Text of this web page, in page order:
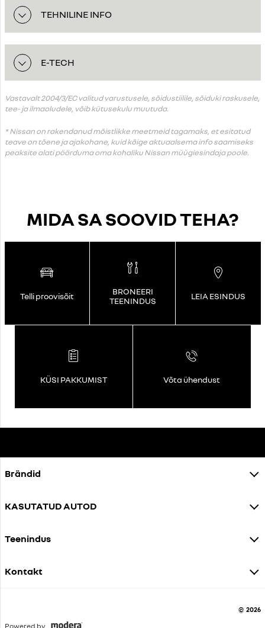
TEHNILINE INFO
E-TECH
Vastavalt 2004/3/EC valitud varustusele, sõidustiilile, sõiduki raskusele,
tee- ja ilmaoludele, võib kütusekulu muutuda.
* Nissan on rakendanud mõistlikke meetmeid tagamaks, et esitatud
teave on tõene ja ajakohane, kuid kõige aktuaalsema info saamiseks
peaksite alati pöörduma oma kohaliku Nissan müügiesindaja poole.
MIDA SA SOOVID TEHA?
Telli proovisõit
BRONEERI
TEENINDUS
LEIA ESINDUS
KÜSI PAKKUMIST Võta ühendust
Brändid
KASUTATUD AUTOD
Teenindus
Kontakt
© 2026
Powered by